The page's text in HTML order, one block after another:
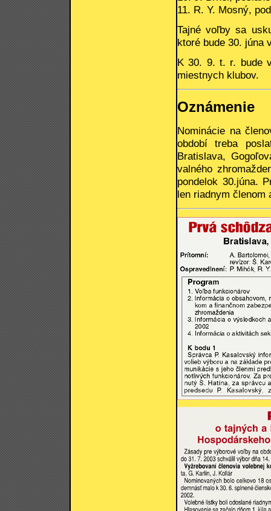
11. R. Y. Mosný,
Tajné voľby sa
ktoré bude 30. júna
K 30. 9. t. r. bude
miestnych klubov.
Oznámenie
Nominácie na
období treba
Bratislava,
valného
pondelok 30.júna.
len riadnym členom